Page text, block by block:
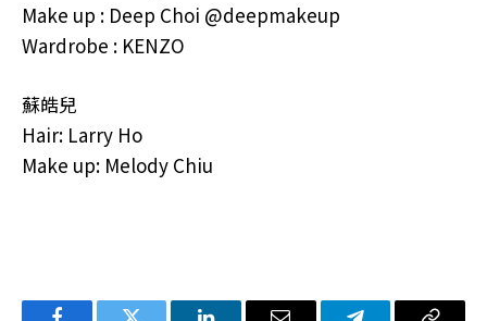
Make up : Deep Choi @deepmakeup
Wardrobe : KENZO
蘇皓兒
Hair: Larry Ho
Make up: Melody Chiu